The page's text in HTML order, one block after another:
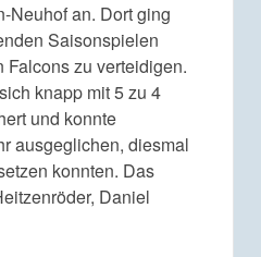
Neuhof an. Dort ging
Saisonspielen
Falcons zu verteidigen.
knapp mit 5 zu 4
und konnte
ausgeglichen, diesmal
konnten. Das
Daniel